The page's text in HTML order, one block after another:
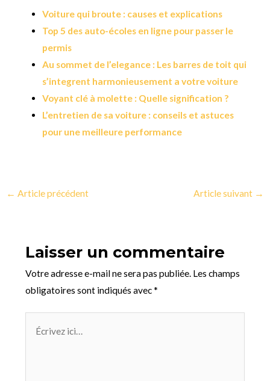
Voiture qui broute : causes et explications
Top 5 des auto-écoles en ligne pour passer le
permis
Au sommet de l’elegance : Les barres de toit qui
s’integrent harmonieusement a votre voiture
Voyant clé à molette : Quelle signification ?
L’entretien de sa voiture : conseils et astuces
pour une meilleure performance
← Article précédent Article suivant →
Laisser un commentaire
Votre adresse e-mail ne sera pas publiée. Les champs
obligatoires sont indiqués avec*
ici…